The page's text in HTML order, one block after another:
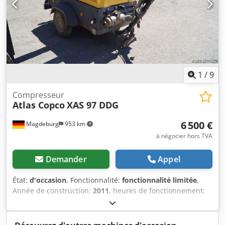
1 /9
Magdeburg 953 km
Compresseur
Atlas CopcoXAS 97 DDG
6 500 €
à négocier hors TVA
Demander Appel
État: d'occasion, Fonctionnalité: fonctionnalité limitée,
Année de construction: 2011, heures de fonctionnement:
, Compresseur Atlas Copco XAS 97 DDG, année de
construction 2011, 1637 heures de fonctionnement, débit
5,3 m³, alimentation d'urgence 12,5 kVA, raccordements : 1